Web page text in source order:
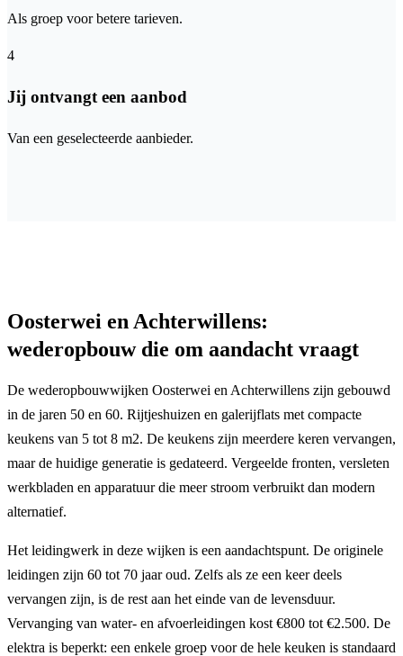
Als groep voor betere tarieven.
4
Jij ontvangt een aanbod
Van een geselecteerde aanbieder.
Oosterwei en Achterwillens:
wederopbouw die om aandacht vraagt
De wederopbouwwijken Oosterwei en Achterwillens zijn gebouwd
in de jaren 50 en 60. Rijtjeshuizen en galerijflats met compacte
keukens van 5 tot 8 m2. De keukens zijn meerdere keren vervangen,
maar de huidige generatie is gedateerd. Vergeelde fronten, versleten
werkbladen en apparatuur die meer stroom verbruikt dan modern
alternatief.
Het leidingwerk in deze wijken is een aandachtspunt. De originele
leidingen zijn 60 tot 70 jaar oud. Zelfs als ze een keer deels
vervangen zijn, is de rest aan het einde van de levensduur.
Vervanging van water- en afvoerleidingen kost €800 tot €2.500. De
elektra is beperkt: een enkele groep voor de hele keuken is standaard